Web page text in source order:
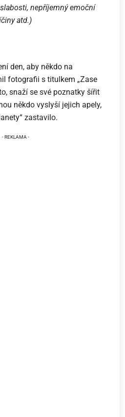
nepříjemný emoční
atd.)
den, aby někdo na
fotografii s titulkem „Zase
snaží se své poznatky šířit
někdo vyslyší jejich apely,
zastavilo.